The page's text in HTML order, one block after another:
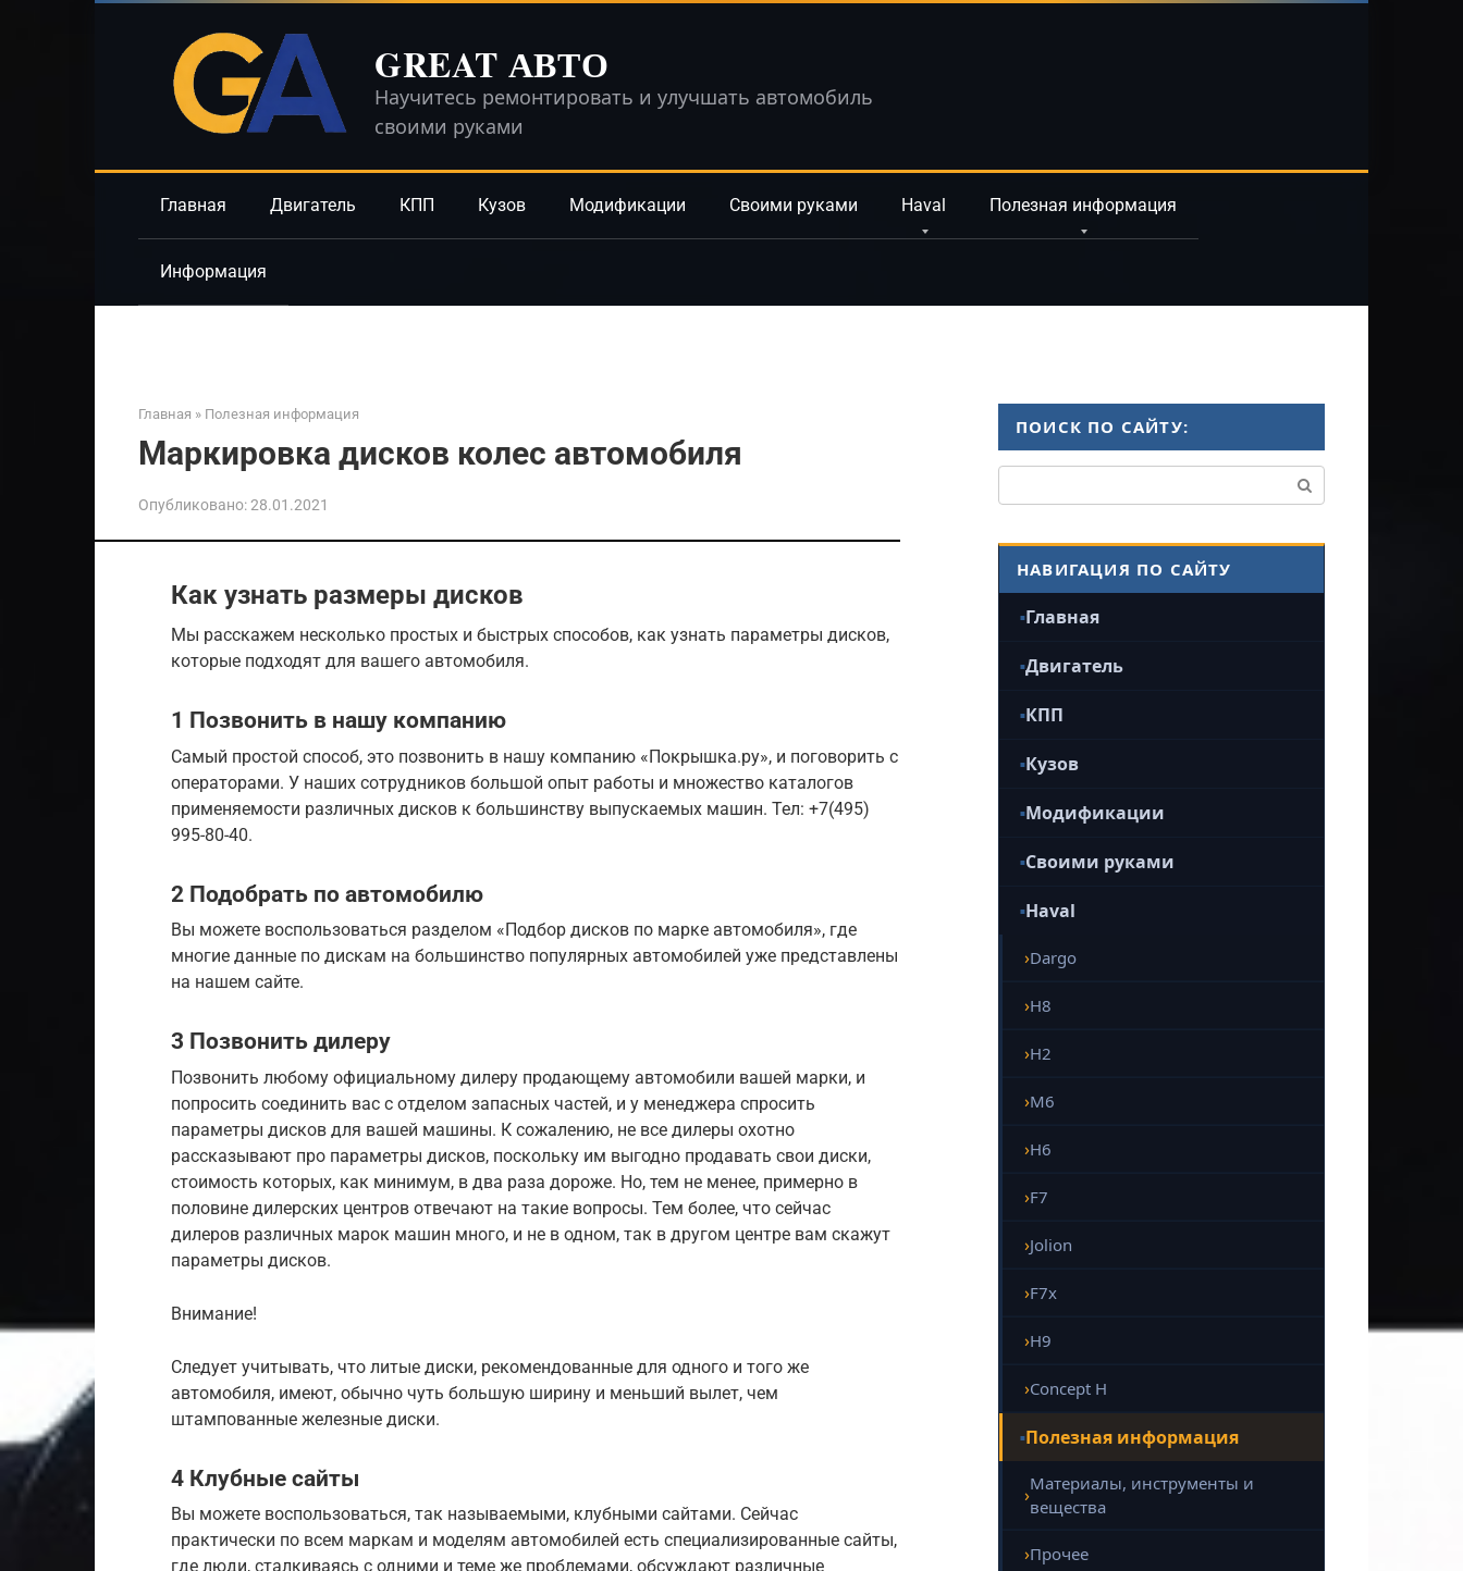
GREAT АВТО
Научитесь ремонтировать и улучшать автомобиль
своими руками
Главная Двигатель КПП Кузов Модификации Своими руками Haval Полезная информация
Информация
Главная » Полезная информация
Маркировка дисков колес автомобиля
Опубликовано:28.01.2021
Как узнать размеры дисков
Мы расскажем несколько простых и быстрых способов, как узнать параметры дисков,
которые подходят для вашего автомобиля.
1 Позвонить в нашу компанию
Самый простой способ, это позвонить в нашу компанию «Покрышка.ру», и поговорить с
операторами. У наших сотрудников большой опыт работы и множество каталогов
применяемости различных дисков к большинству выпускаемых машин. Тел: +7(495)
995-80-40.
2 Подобрать по автомобилю
Вы можете воспользоваться разделом «Подбор дисков по марке автомобиля», где
многие данные по дискам на большинство популярных автомобилей уже представлены
на нашем сайте.
3 Позвонить дилеру
Позвонить любому официальному дилеру продающему автомобили вашей марки, и
попросить соединить вас с отделом запасных частей, и у менеджера спросить
параметры дисков для вашей машины. К сожалению, не все дилеры охотно
рассказывают про параметры дисков, поскольку им выгодно продавать свои диски,
стоимость которых, как минимум, в два раза дороже. Но, тем не менее, примерно в
половине дилерских центров отвечают на такие вопросы. Тем более, что сейчас
дилеров различных марок машин много, и не в одном, так в другом центре вам скажут
параметры дисков.
Внимание!
Следует учитывать, что литые диски, рекомендованные для одного и того же
автомобиля, имеют, обычно чуть большую ширину и меньший вылет, чем
штампованные железные диски.
4 Клубные сайты
Вы можете воспользоваться, так называемыми, клубными сайтами. Сейчас
практически по всем маркам и моделям автомобилей есть специализированные сайты,
где люди, сталкиваясь с одними и теме же проблемами, обсуждают различные
ПОИСК ПО САЙТУ:
НАВИГАЦИЯ ПО САЙТУ
Главная
Двигатель
КПП
Кузов
Модификации
Своими руками
Haval
Dargo
H8
H2
M6
H6
F7
Jolion
F7x
H9
Concept H
Полезная информация
Материалы, инструменты и
вещества
Прочее